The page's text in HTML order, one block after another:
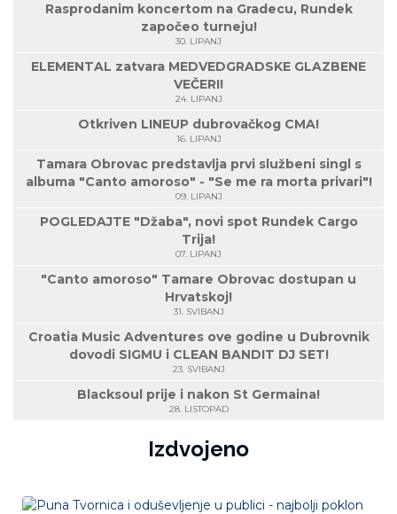
Rasprodanim koncertom na Gradecu, Rundek
započeo turneju!
30. LIPANJ
ELEMENTAL zatvara MEDVEDGRADSKE GLAZBENE
VEČERI!
24. LIPANJ
Otkriven LINEUP dubrovačkog CMA!
16. LIPANJ
Tamara Obrovac predstavlja prvi službeni singl s
albuma "Canto amoroso" - "Se me ra morta privari"!
09. LIPANJ
POGLEDAJTE "Džaba", novi spot Rundek Cargo
Trija!
07. LIPANJ
"Canto amoroso" Tamare Obrovac dostupan u
Hrvatskoj!
31. SVIBANJ
Croatia Music Adventures ove godine u Dubrovnik
dovodi SIGMU i CLEAN BANDIT DJ SET!
23. SVIBANJ
Blacksoul prije i nakon St Germaina!
28. LISTOPAD
Izdvojeno